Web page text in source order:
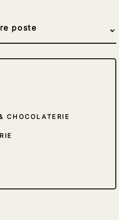
CHOCOLATERIE